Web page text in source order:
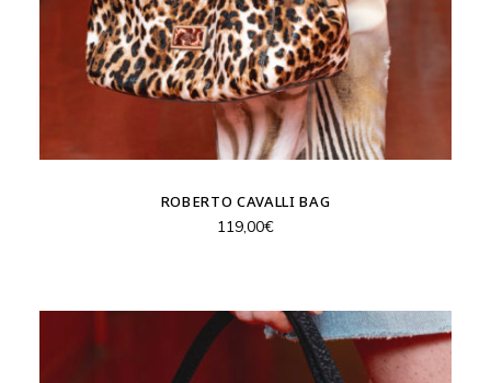
ROBERTO CAVALLI BAG
119,00€